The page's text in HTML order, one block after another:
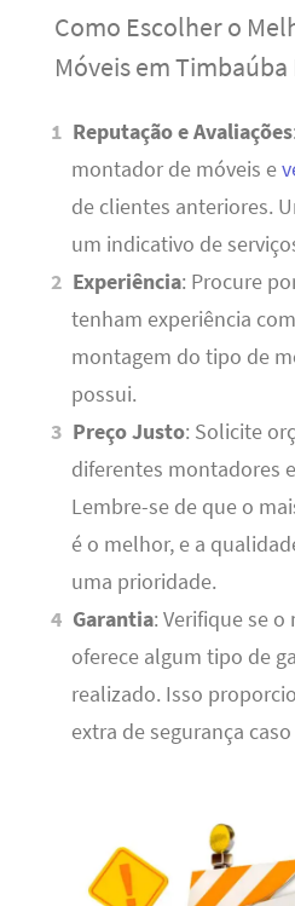
Como Escolher o
Móveis em Timbaúba
Reputação e Avaliações
montador de móveis e
de clientes anteriores.
um indicativo de
Experiência: Procure
tenham experiência
montagem do tipo de
possui.
Preço Justo: Solicite
diferentes montadores
Lembre-se de que o
é o melhor, e a
uma prioridade.
Garantia: Verifique se
oferece algum tipo de
realizado. Isso
extra de segurança